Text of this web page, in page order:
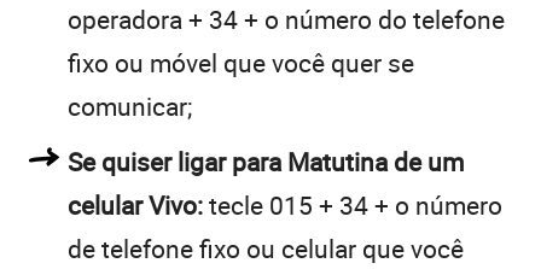
operadora + 34 + o número do telefone
fixo ou móvel que você quer se
comunicar;
Se quiser ligar para Matutina de um
celular Vivo:tecle 015 + 34 + o número
de telefone fixo ou celular que você